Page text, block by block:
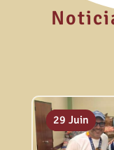
12 Juil
10 Juil
29 Juin